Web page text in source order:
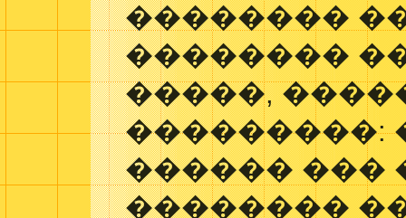
��������
��������
�����,
���������:
������ ���
��������